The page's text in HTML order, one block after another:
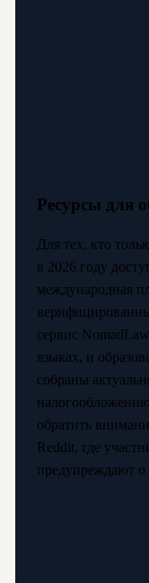
Ресурсы для
Для тех, кто
в 2026 году
международная
сервис
языках, и
собраны
обратить
Reddit, где
предупреждают